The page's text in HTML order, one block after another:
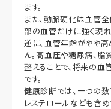
ます。
また、動脈硬化は血管
部の血管だけに強く現れ
逆に、血管年齢がやや
ん。高血圧や糖尿病、脂
整えることで、将来の血
です。
健康診断では、一つの数
レステロールなども含